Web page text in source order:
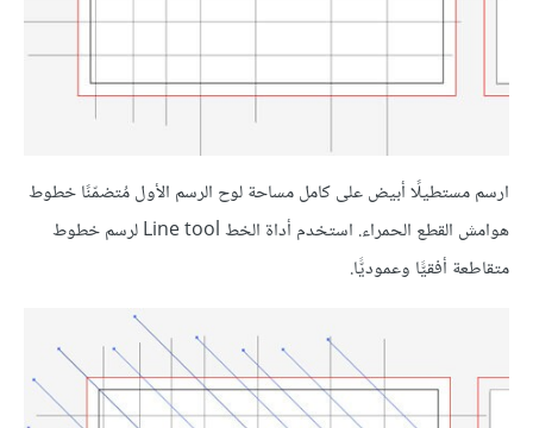
ارسم مستطيلًا أبيض على كامل مساحة لوح الرسم الأول مُتضمّنًا خطوط
هوامش القطع الحمراء. استخدم أداة الخط Line tool لرسم خطوط
متقاطعة أفقيًّا وعموديًّا.